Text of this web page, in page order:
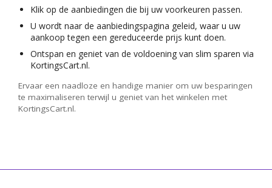
Klik op de aanbiedingen die bij uw voorkeuren passen.
U wordt naar de aanbiedingspagina geleid, waar u uw
aankoop tegen een gereduceerde prijs kunt doen.
Ontspan en geniet van de voldoening van slim sparen via
KortingsCart.nl.
Ervaar een naadloze en handige manier om uw besparingen
te maximaliseren terwijl u geniet van het winkelen met
KortingsCart.nl.